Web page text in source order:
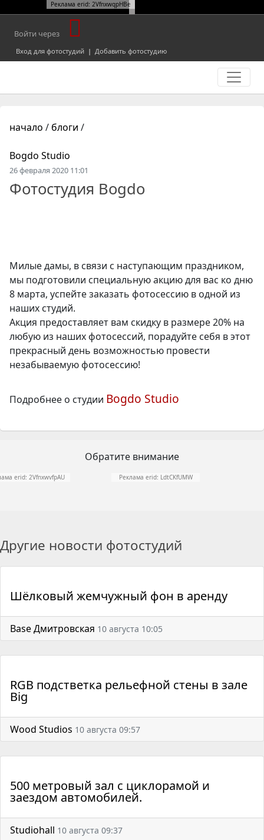
Реклама erid: 2VfnxwqpHBe
Войти через
Вход для фотостудий | Добавить фотостудию
начало / блоги /
Bogdo Studio
26 февраля 2020 11:01
Фотостудия Bogdo
Милые дамы, в связи с наступающим праздником,
мы подготовили специальную акцию для вас ко дню
8 марта, успейте заказать фотосессию в одной из
наших студий.
Акция предоставляет вам скидку в размере 20% на
любую из наших фотосессий, порадуйте себя в этот
прекрасный день возможностью провести
незабываемую фотосессию!
Подробнее о студии Bogdo Studio
Обратите внимание
erid: 2VfnxwvfpAU Реклама erid: LdtCKfUMW
Другие новости фотостудий
Шёлковый жемчужный фон в аренду
Base Дмитровская 10 августа 10:05
RGB подстветка рельефной стены в зале
Big
Wood Studios 10 августа 09:57
500 метровый зал с циклорамой и
заездом автомобилей.
Studiohall 10 августа 09:37